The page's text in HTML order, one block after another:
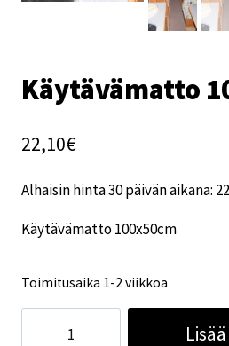
Käytävämatto
22,10€
Alhaisin hinta 30 päivän aikana:
Käytävämatto 100x50cm
Toimitusaika 1-2 viikkoa